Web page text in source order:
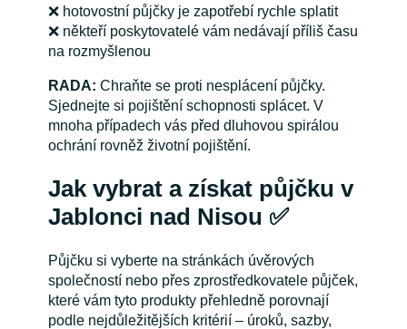
❌ hotovostní půjčky je zapotřebí rychle splatit
❌ někteří poskytovatelé vám nedávají příliš času
na rozmyšlenou
RADA: Chraňte se proti nesplácení půjčky.
Sjednejte si pojištění schopnosti splácet. V
mnoha případech vás před dluhovou spirálou
ochrání rovněž životní pojištění.
Jak vybrat a získat půjčku v
Jablonci nad Nisou ✅
Půjčku si vyberte na stránkách úvěrových
společností nebo přes zprostředkovatele půjček,
které vám tyto produkty přehledně porovnají
podle nejdůležitějších kritérií – úroků, sazby,